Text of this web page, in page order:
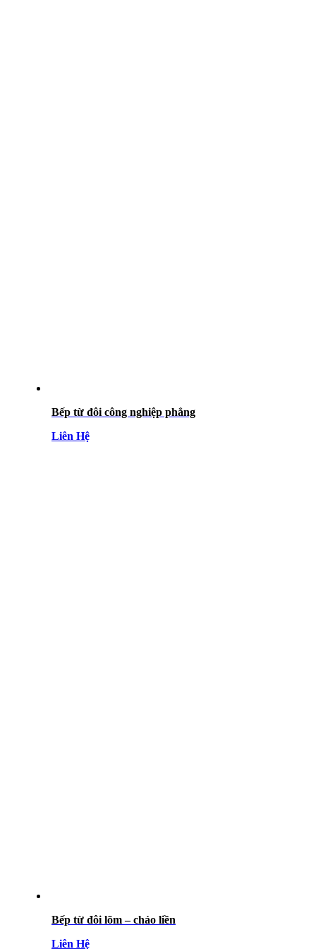
Bếp từ đôi công nghiệp phẳng
Liên Hệ
Bếp từ đôi lõm – chảo liền
Liên Hệ